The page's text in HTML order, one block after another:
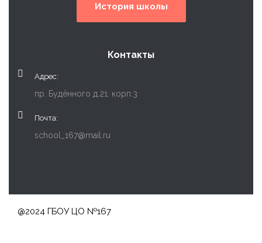
История школы
Контакты
Адрес:
пр. Будённого д.21. корп.3
Почта:
school_167@mail.ru
@2024 ГБОУ ЦО №167